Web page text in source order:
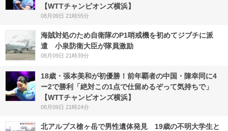
【WTTチャンピオンズ横浜】
08月09日 21時55分
海賊対処のため自衛隊のP1哨戒機を初めてジブチに派
遣 小泉防衛大臣が隊員激励
08月09日 21時39分
18歳・張本美和が初優勝！前年覇者の中国・陳幸同に4
ー2で勝利「絶対この1点で仕留めるぞって気持ちで」
【WTTチャンピオンズ横浜】
08月09日 21時24分
北アルプス槍ヶ岳で男性遺体発見 19歳の不明大学生と